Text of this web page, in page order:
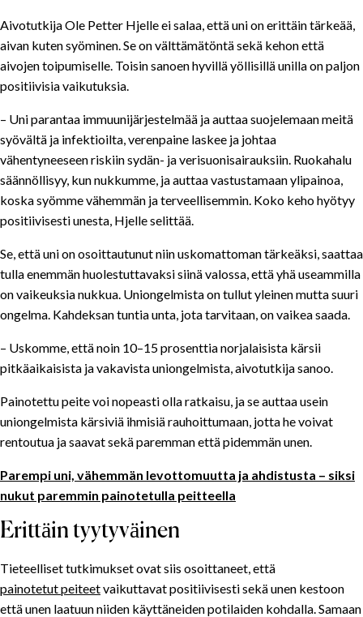
Aivotutkija Ole Petter Hjelle ei salaa, että uni on erittäin tärkeää,
aivan kuten syöminen. Se on välttämätöntä sekä kehon että
aivojen toipumiselle. Toisin sanoen hyvillä yöllisillä unilla on paljon
positiivisia vaikutuksia.
– Uni parantaa immuunijärjestelmää ja auttaa suojelemaan meitä
syövältä ja infektioilta, verenpaine laskee ja johtaa
vähentyneeseen riskiin sydän- ja verisuonisairauksiin. Ruokahalu
säännöllisyy, kun nukkumme, ja auttaa vastustamaan ylipainoa,
koska syömme vähemmän ja terveellisemmin. Koko keho hyötyy
positiivisesti unesta, Hjelle selittää.
Se, että uni on osoittautunut niin uskomattoman tärkeäksi, saattaa
tulla enemmän huolestuttavaksi siinä valossa, että yhä useammilla
on vaikeuksia nukkua. Uniongelmista on tullut yleinen mutta suuri
ongelma. Kahdeksan tuntia unta, jota tarvitaan, on vaikea saada.
– Uskomme, että noin 10–15 prosenttia norjalaisista kärsii
pitkäaikaisista ja vakavista uniongelmista, aivotutkija sanoo.
Painotettu peite voi nopeasti olla ratkaisu, ja se auttaa usein
uniongelmista kärsiviä ihmisiä rauhoittumaan, jotta he voivat
rentoutua ja saavat sekä paremman että pidemmän unen.
Parempi uni, vähemmän levottomuutta ja ahdistusta – siksi
nukut paremmin painotetulla peitteella
Erittäin tyytyväinen
Tieteelliset tutkimukset ovat siis osoittaneet, että
painotetut peiteetvaikuttavat positiivisesti sekä unen kestoon
että unen laatuun niiden käyttäneiden potilaiden kohdalla. Samaan
SISÄLLYSLUETTELO
Mitä tiede sanoo?
Hyvä uni on tärkeää
Erittäin tyytyväinen